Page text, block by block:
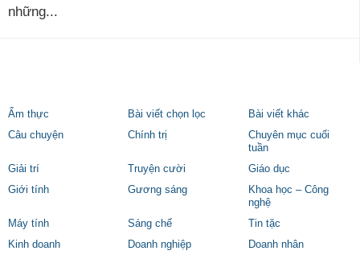
những...
Ẩm thực Bài viết chọn lọc
Bài viết khác
Câu chuyện
Chính trị
Chuyên mục cuối
tuần
Giải trí
Truyện cười
Giáo dục
Giới tính
Gương sáng
Khoa học – Công
nghệ
Máy tính
Sáng chế
Tin tặc
Kinh doanh
Doanh nghiệp
Doanh nhân